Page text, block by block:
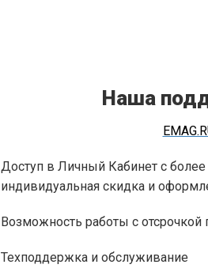
Наша
Доступ в Личный Кабинет с
индивидуальная скидка и
Возможность работы с отсрочкой
Техподдержка и обслуживание